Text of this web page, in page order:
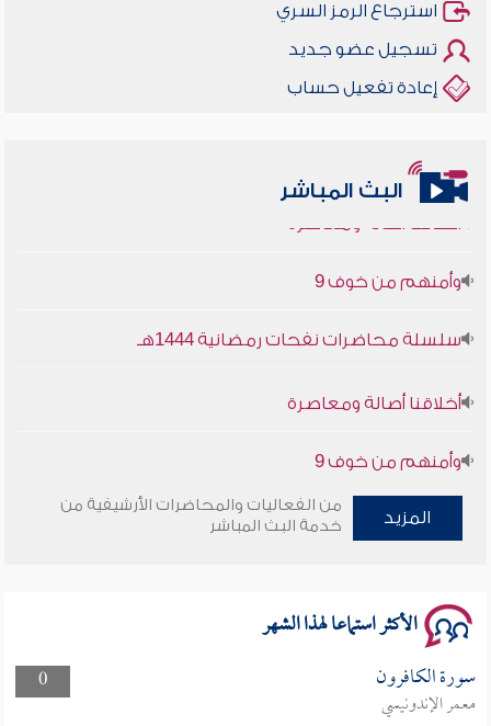
استرجاع الرمز السري
تسجيل عضو جديد
إعادة تفعيل حساب
البث المباشر
أخلاقنا أصالة ومعاصرة
المزيد
من الفعاليات والمحاضرات الأرشيفية من
خدمة البث المباشر
الأكثر استماعا لهذا الشهر
0 سورة الكافرون
معمر الإندونيسي